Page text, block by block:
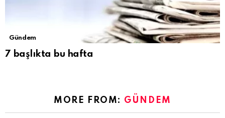
Gündem
7 başlıkta bu hafta
MORE FROM: GÜNDEM